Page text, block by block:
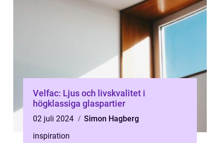
Velfac: Ljus och livskvalitet i
högklassiga glaspartier
02 juli 2024
Simon Hagberg
inspiration